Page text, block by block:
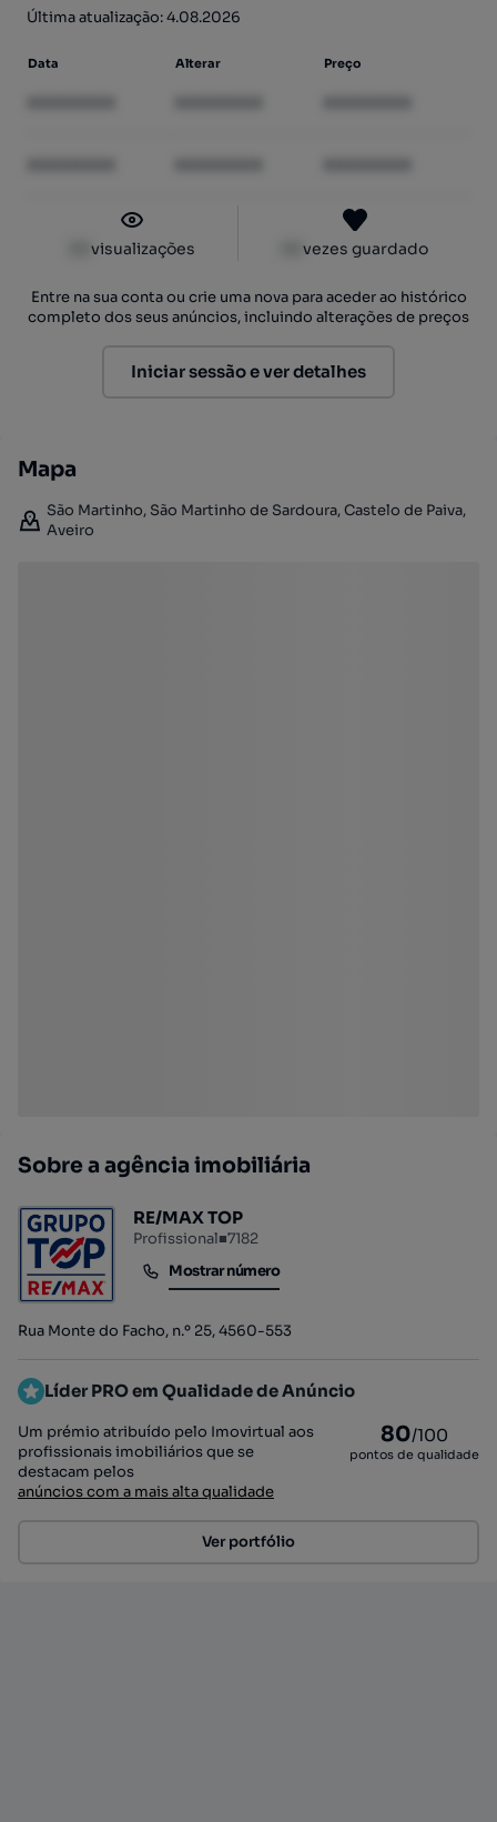
Última atualização: 4.08.2026
Data Alterar Preço
visualizações vezes guardado
Entre na sua conta ou crie uma nova para aceder ao histórico
completo dos seus anúncios, incluindo alterações de preços
Iniciar sessão e ver detalhes
Mapa
São Martinho, São Martinho de Sardoura, Castelo de Paiva,
Aveiro
Sobre a agência imobiliária
RE/MAX TOP
Profissional■7182
Mostrar número
Mostrar número
Rua Monte do Facho, n.º 25, 4560-553
Líder PRO em Qualidade de Anúncio
Um prémio atribuído pelo Imovirtual aos
profissionais imobiliários que se
destacam pelos
anúncios com a mais alta qualidade
80/100
pontos de qualidade
Ver portfólio